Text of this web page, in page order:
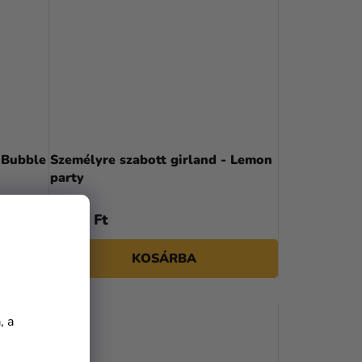
a
Személyre szabott girland - Lemon
party
2 190 Ft
KOSÁRBA